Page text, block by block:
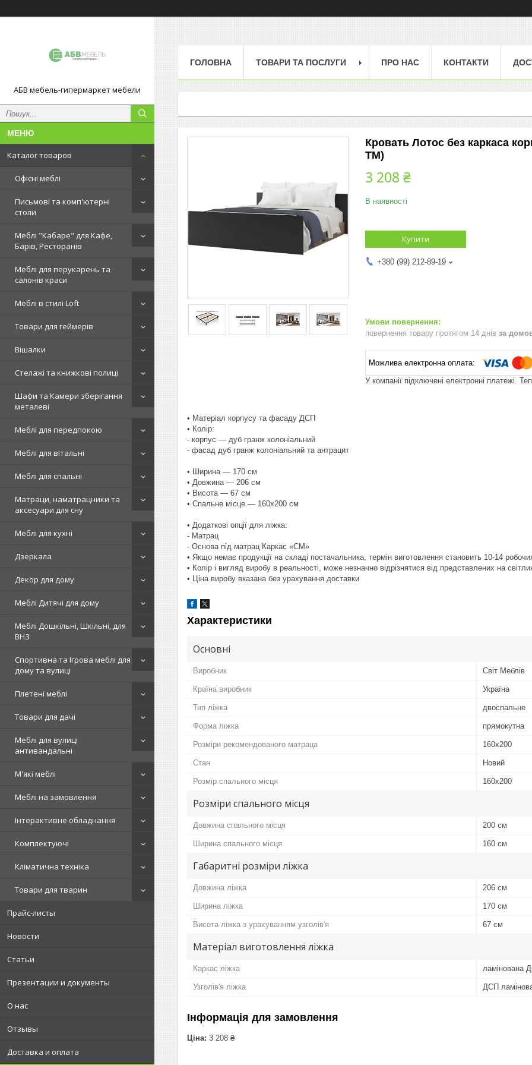
АБВ мебель-гипермаркет мебели
Каталог товаров
Офісні меблі
Письмові та комп'ютерні
столи
Меблі "Кабаре" для Кафе,
Барів, Ресторанів
Меблі для перукарень та
салонів краси
Меблі в стилі Loft
Товари для геймерів
Вішалки
Стелажі та книжкові полиці
Шафи та Камери зберігання
металеві
Меблі для передпокою
Меблі для вітальні
Меблі для спальні
Матраци, наматрацники та
аксесуари для сну
Меблі для кухні
Дзеркала
Декор для дому
Меблі Дитячі для дому
Меблі Дошкільні, Шкільні, для
ВНЗ
Спортивна та Ігрова меблі для
дому та вулиці
Плетені меблі
Товари для дачі
Меблі для вулиці
антивандальні
М'які меблі
Меблі на замовлення
Інтерактивне обладнання
Комплектуючі
Кліматична техніка
Товари для тварин
Прайс-листы
Новости
Статьи
Презентации и документы
О нас
Отзывы
Доставка и оплата
ГОЛОВНА ТОВАРИ ТА ПОСЛУГИ ПРО НАС КОНТАКТИ
Кровать Лотос без каркаса
TM)
3 208 ₴
В наявності
Купити
+380 (99) 212-89-19
повернення товару протягом 14 днів за
У компанії підключені електронні платежі.
• Матеріал корпусу та фасаду ДСП
• Колір:
- корпус — дуб гранж колоніальний
- фасад дуб гранж колоніальний та антрацит
•
Ширина — 170 см
• Довжина — 206 см
• Висота — 67 см
• Спальне місце — 160х200 см
• Додаткові опції для ліжка:
- Матрац
- Основа під матрац Каркас «СМ»
• Якщо немає продукції на складі постачальника, термін виготовлення становить 10-14
• Колір і вигляд виробу в реальності, може незначно відрізнятися від представлених на
• Ціна виробу вказана без урахування доставки
Характеристики
Основні
Виробник Світ Меблів
Країна виробник Україна
Тип ліжка двоспальне
Форма ліжка прямокутна
Розміри рекомендованого матраца 160х200
Стан Новий
Розмір спального місця 160х200
Розміри спального місця
Довжина спального місця 200 см
Ширина спального місця 160 см
Габаритні розміри ліжка
Довжина ліжка 206 см
Ширина ліжка 170 см
Висота ліжка з урахуванням узголів'я 67 см
Матеріал виготовлення ліжка
Каркас ліжка ламінована
Узголів'я ліжка ДСП
Інформація для замовлення
Ціна: 3 208 ₴